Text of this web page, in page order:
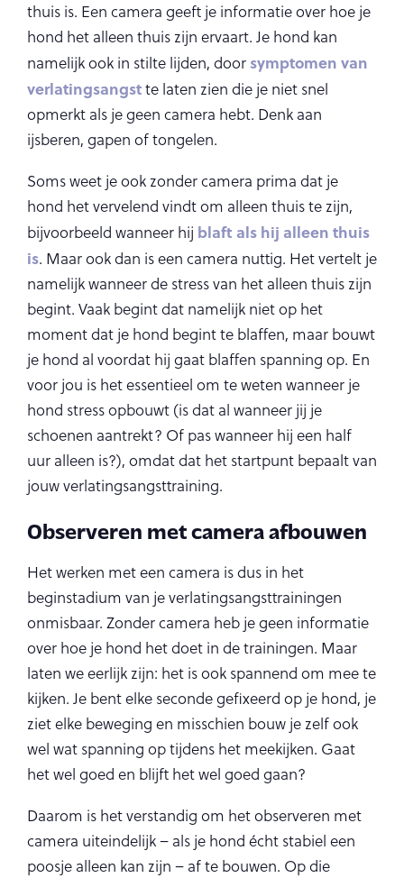
thuis is. Een camera geeft je informatie over hoe je
hond het alleen thuis zijn ervaart. Je hond kan
namelijk ook in stilte lijden, doorsymptomen van
verlatingsangstte laten zien die je niet snel
opmerkt als je geen camera hebt. Denk aan
ijsberen, gapen of tongelen.
Soms weet je ook zonder camera prima dat je
hond het vervelend vindt om alleen thuis te zijn,
bijvoorbeeld wanneer hij blaft als hij alleen thuis
is. Maar ook dan is een camera nuttig. Het vertelt je
namelijk wanneer de stress van het alleen thuis zijn
begint. Vaak begint dat namelijk niet op het
moment dat je hond begint te blaffen, maar bouwt
je hond al voordat hij gaat blaffen spanning op. En
voor jou is het essentieel om te weten wanneer je
hond stress opbouwt (is dat al wanneer jij je
schoenen aantrekt? Of pas wanneer hij een half
uur alleen is?), omdat dat het startpunt bepaalt van
jouw verlatingsangsttraining.
Observeren met camera afbouwen
Het werken met een camera is dus in het
beginstadium van je verlatingsangsttrainingen
onmisbaar. Zonder camera heb je geen informatie
over hoe je hond het doet in de trainingen. Maar
laten we eerlijk zijn: het is ook spannend om mee te
kijken. Je bent elke seconde gefixeerd op je hond, je
ziet elke beweging en misschien bouw je zelf ook
wel wat spanning op tijdens het meekijken. Gaat
het wel goed en blijft het wel goed gaan?
Daarom is het verstandig om het observeren met
camera uiteindelijk – als je hond écht stabiel een
poosje alleen kan zijn – af te bouwen. Op die